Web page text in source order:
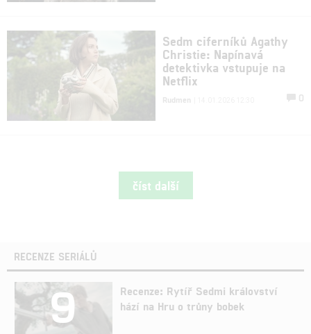
Sedm ciferníků Agathy
Christie: Napínavá
detektivka vstupuje na
Netflix
Rudmen 0
číst další
RECENZE SERIÁLŮ
9
Recenze: Rytíř Sedmi království
hází na Hru o trůny bobek